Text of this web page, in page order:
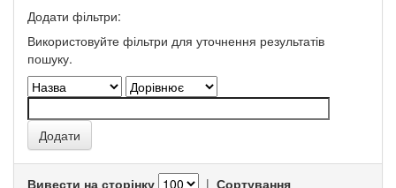
Додати фільтри:
Використовуйте фільтри для уточнення результатів
пошуку.
Вивести на сторінку | Сортування